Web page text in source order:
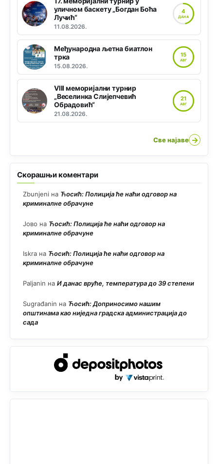
уличном баскету „Богдан Боћа
Лучић“
11.08.2026.
4
ДАНА
Међународна љетна биатлон
трка
15.08.2026.
15
АВГ
VIII меморијални турнир
„Веселинка Слијепчевић
Обрадовић“
21.08.2026.
21
АВГ
Све најаве →
Скорашњи коментари
Zbunjeni на Ћосић: Полиција ће наћи одговор на
криминалне обрачуне
Јово на Ћосић: Полиција ће наћи одговор на
криминалне обрачуне
Iskra на Ћосић: Полиција ће наћи одговор на
криминалне обрачуне
Paljanin на И данас вруће, температура до 39 степени
Sugrađanin на Ћосић: Доприносимо нашим
општинама као ниједна градска администрација до
сада